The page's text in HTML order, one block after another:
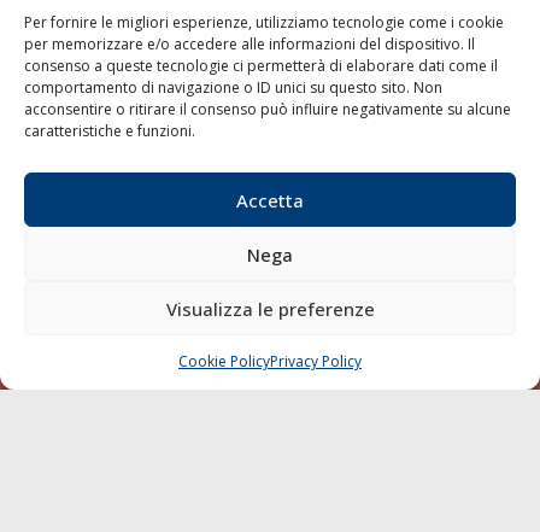
Per fornire le migliori esperienze, utilizziamo tecnologie come i cookie
per memorizzare e/o accedere alle informazioni del dispositivo. Il
consenso a queste tecnologie ci permetterà di elaborare dati come il
comportamento di navigazione o ID unici su questo sito. Non
acconsentire o ritirare il consenso può influire negativamente su alcune
caratteristiche e funzioni.
Accetta
Nega
Visualizza le preferenze
Cookie PolicyPrivacy Policy
Shipping
Porti/Interporti
Trasporti
Sostenibilità
Compagnie di Navigazione
Blue economy
Diporto
Contatti
CHIAMA SCRIVI